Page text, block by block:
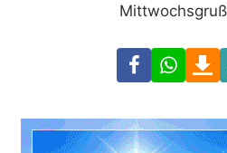
Facebook